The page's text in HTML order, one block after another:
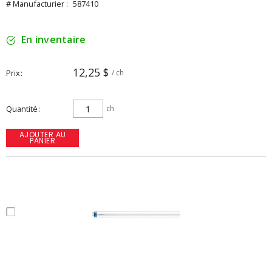
# Manufacturier : 587410
En inventaire
Prix 12,25 $ / ch
Quantité ch
AJOUTER AU
PANIER